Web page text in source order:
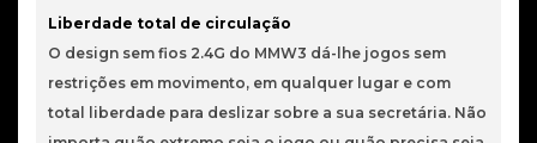
Liberdade total de circulação
O design sem fios 2.4G do MMW3 dá-lhe jogos sem
restrições em movimento, em qualquer lugar e com
total liberdade para deslizar sobre a sua secretária. Não